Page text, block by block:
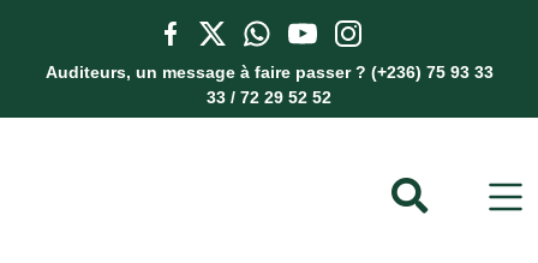
Auditeurs, un message à faire passer ? (+236) 75 93 33
33 / 72 29 52 52